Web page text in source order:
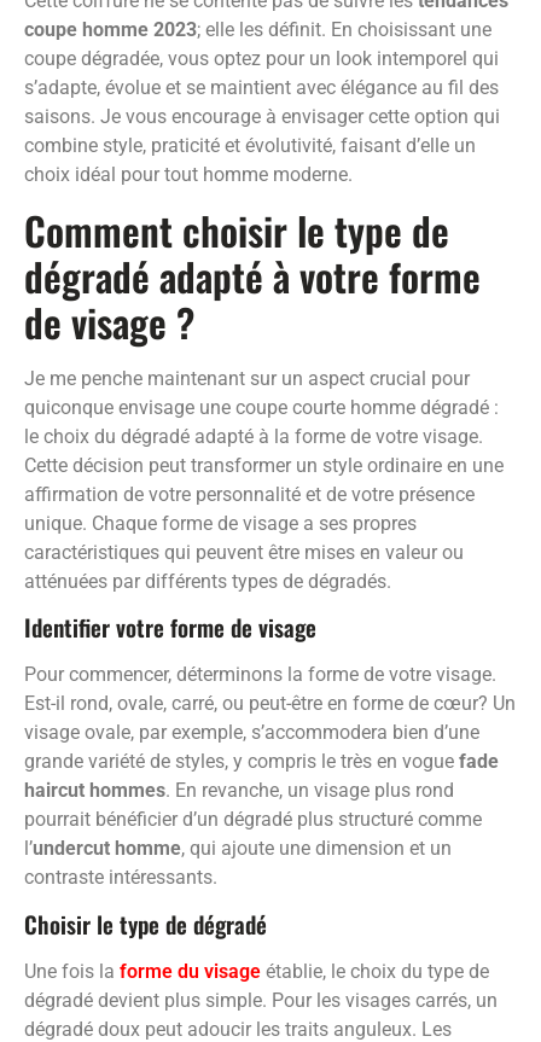
coupe homme 2023; elle les définit. En choisissant une
coupe dégradée, vous optez pour un look intemporel qui
s’adapte, évolue et se maintient avec élégance au fil des
saisons. Je vous encourage à envisager cette option qui
combine style, praticité et évolutivité, faisant d’elle un
choix idéal pour tout homme moderne.
Comment choisir le type de
dégradé adapté à votre forme
de visage ?
Je me penche maintenant sur un aspect crucial pour
quiconque envisage une coupe courte homme dégradé :
le choix du dégradé adapté à la forme de votre visage.
Cette décision peut transformer un style ordinaire en une
affirmation de votre personnalité et de votre présence
unique. Chaque forme de visage a ses propres
caractéristiques qui peuvent être mises en valeur ou
atténuées par différents types de dégradés.
Identifier votre forme de visage
Pour commencer, déterminons la forme de votre visage.
Est-il rond, ovale, carré, ou peut-être en forme de cœur? Un
visage ovale, par exemple, s’accommodera bien d’une
grande variété de styles, y compris le très en vogue fade
haircut hommes. En revanche, un visage plus rond
pourrait bénéficier d’un dégradé plus structuré comme
l’undercut homme, qui ajoute une dimension et un
contraste intéressants.
Choisir le type de dégradé
Une fois la forme du visage établie, le choix du type de
dégradé devient plus simple. Pour les visages carrés, un
dégradé doux peut adoucir les traits anguleux. Les